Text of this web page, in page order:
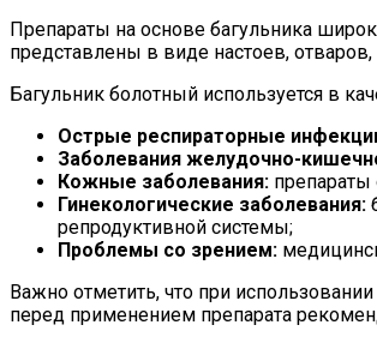
Препараты на основе багульника
представлены в виде настоев, отваров,
Багульник болотный используется в
Острые респираторные
Заболевания желудочно-
Кожные заболевания:
Гинекологические заболевания:
репродуктивной системы;
Проблемы со зрением:
Важно отметить, что при
перед применением препарата